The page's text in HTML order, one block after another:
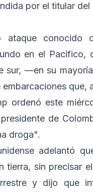
por el titular del
ataque conocido
en el Pacífico,
sur, —en su
ordenó este
de
droga".
adelantó
tierra, sin precisar
y dijo que